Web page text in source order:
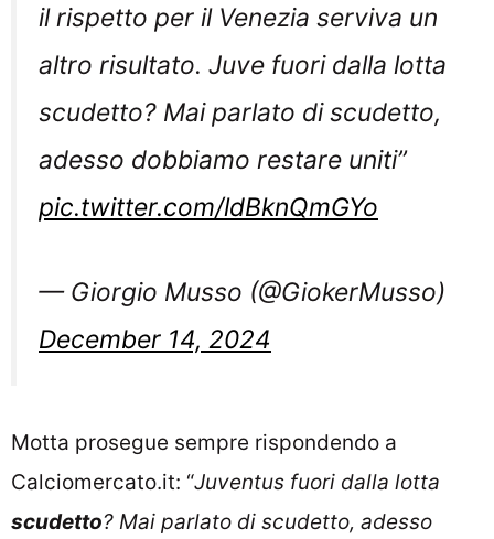
il rispetto per il Venezia serviva un
altro risultato. Juve fuori dalla lotta
scudetto? Mai parlato di scudetto,
adesso dobbiamo restare uniti”
pic.twitter.com/ldBknQmGYo
— Giorgio Musso (@GiokerMusso)
December 14, 2024
Motta prosegue sempre rispondendo a
Calciomercato.it: “Juventus fuori dalla lotta
scudetto? Mai parlato di scudetto, adesso